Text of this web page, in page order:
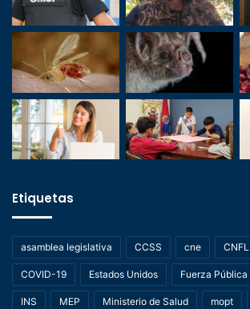
Etiquetas
asamblea legislativa CCSS cne CNFL
COVID-19 Estados Unidos Fuerza Pública
INS MEP Ministerio de Salud mopt